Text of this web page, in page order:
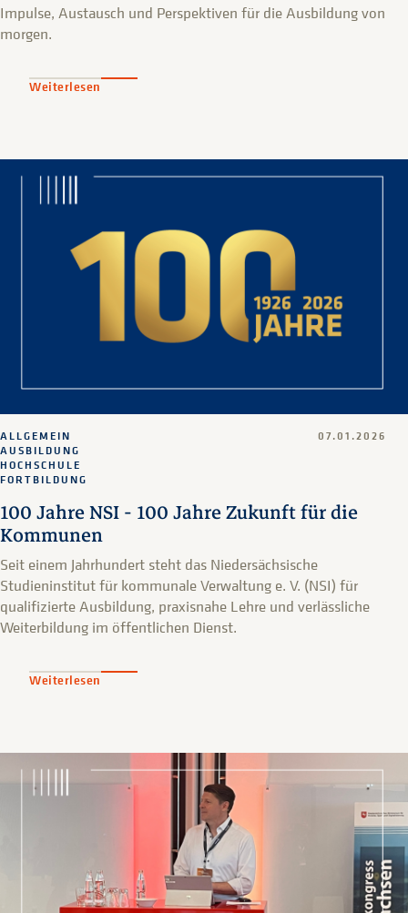
Impulse, Austausch und Perspektiven für die Ausbildung von
morgen.
Weiterlesen
100 Jahre NSI - 100 Jahre Zukunft für die
Kommunen
ALLGEMEIN
AUSBILDUNG
HOCHSCHULE
FORTBILDUNG
07.01.2026
Seit einem Jahrhundert steht das Niedersächsische
Studieninstitut für kommunale Verwaltung e. V. (NSI) für
qualifizierte Ausbildung, praxisnahe Lehre und verlässliche
Weiterbildung im öffentlichen Dienst.
Weiterlesen